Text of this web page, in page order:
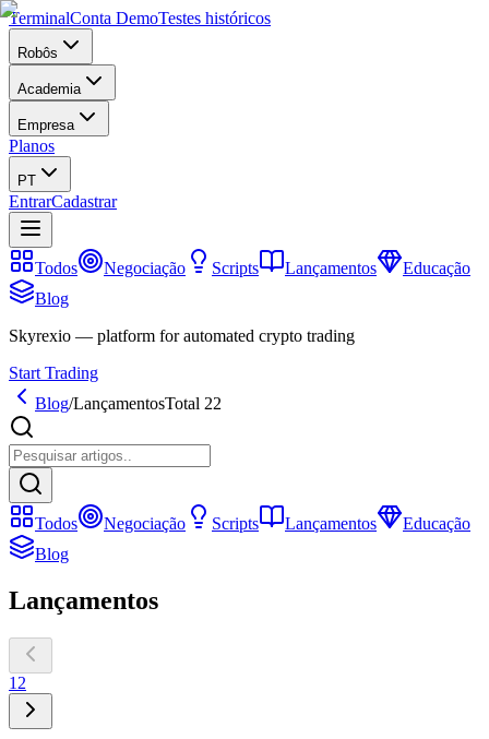
TerminalConta DemoTestes históricos
Robôs
Academia
Empresa
Planos
PT
EntrarCadastrar
Todos Negociação Scripts Lançamentos
Educação
Blog
Skyrexio — platform for automated crypto trading
Start Trading
Blog/LançamentosTotal 22
Todos Negociação Scripts Lançamentos
Educação
Blog
Lançamentos
1 2